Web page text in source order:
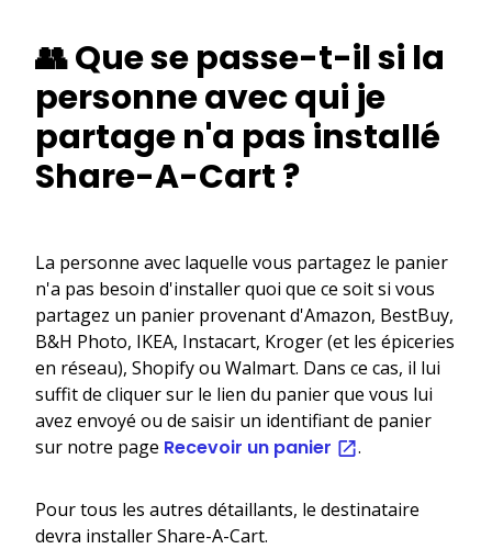
👥 Que se passe-t-il si la
personne avec qui je
partage n'a pas installé
Share-A-Cart ?
La personne avec laquelle vous partagez le panier
n'a pas besoin d'installer quoi que ce soit si vous
partagez un panier provenant d'Amazon, BestBuy,
B&H Photo, IKEA, Instacart, Kroger (et les épiceries
en réseau), Shopify ou Walmart. Dans ce cas, il lui
suffit de cliquer sur le lien du panier que vous lui
avez envoyé ou de saisir un identifiant de panier
sur notre page Recevoir un panier .
Pour tous les autres détaillants, le destinataire
devra installer Share-A-Cart.